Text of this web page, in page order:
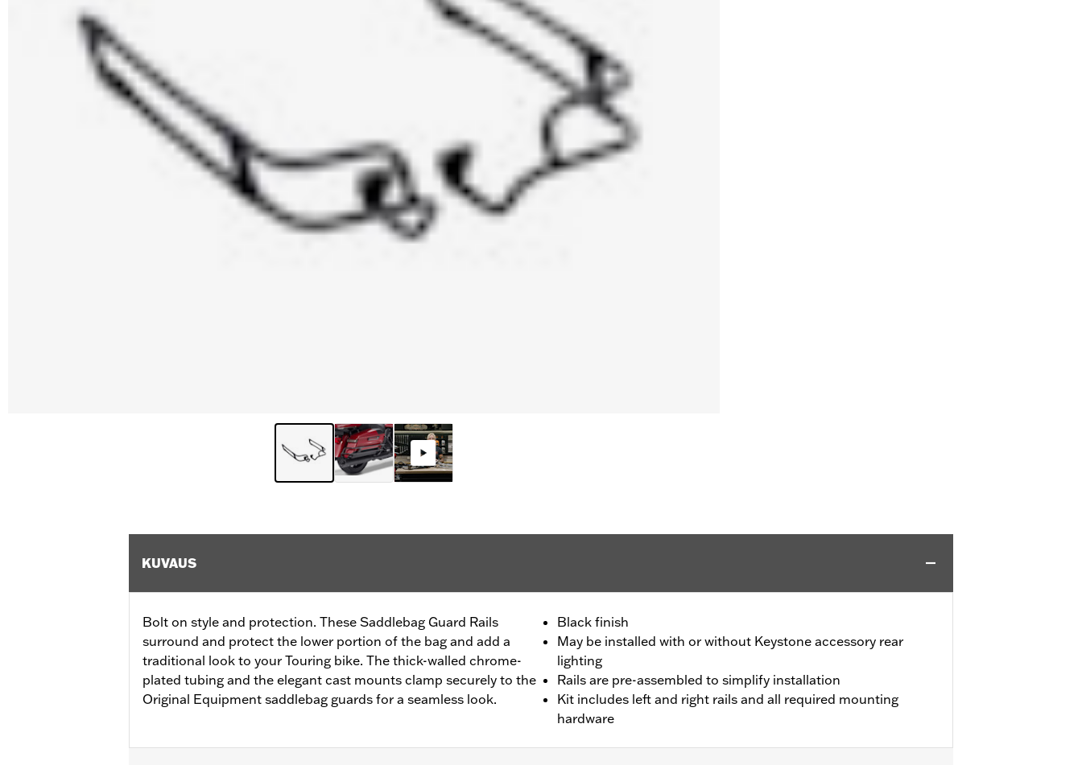
KUVAUS
Bolt on style and protection. These Saddlebag Guard Rails
surround and protect the lower portion of the bag and add a
traditional look to your Touring bike. The thick-walled chrome-
plated tubing and the elegant cast mounts clamp securely to the
Original Equipment saddlebag guards for a seamless look.
Black finish
May be installed with or without Keystone accessory rear
lighting
Rails are pre-assembled to simplify installation
Kit includes left and right rails and all required mounting
hardware